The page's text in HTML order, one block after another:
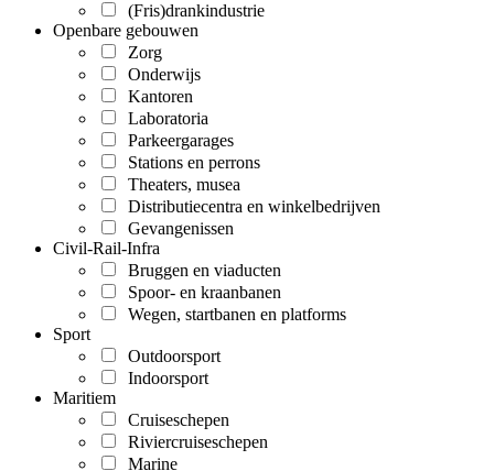
(Fris)drankindustrie
Openbare gebouwen
Zorg
Onderwijs
Kantoren
Laboratoria
Parkeergarages
Stations en perrons
Theaters, musea
Distributiecentra en winkelbedrijven
Gevangenissen
Civil-Rail-Infra
Bruggen en viaducten
Spoor- en kraanbanen
Wegen, startbanen en platforms
Sport
Outdoorsport
Indoorsport
Maritiem
Cruiseschepen
Riviercruiseschepen
Marine